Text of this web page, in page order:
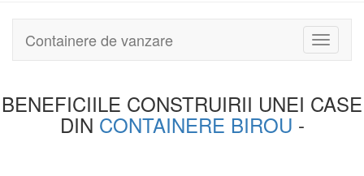
Toggle
Containere de vanzare
BENEFICIILE CONSTRUIRII UNEI CASE
DIN CONTAINERE BIROU -